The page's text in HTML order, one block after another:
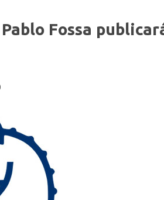
Fossa